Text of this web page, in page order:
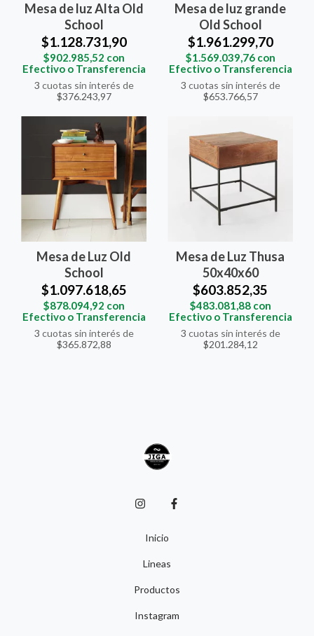
Mesa de luz Alta Old
School
$1.128.731,90
$902.985,52 con
Efectivo o Transferencia
3 cuotas sin interés de
$376.243,97
Mesa de luz grande
Old School
$1.961.299,70
$1.569.039,76 con
Efectivo o Transferencia
3 cuotas sin interés de
$653.766,57
Mesa de Luz Old
School
$1.097.618,65
$878.094,92 con
Efectivo o Transferencia
3 cuotas sin interés de
$365.872,88
Mesa de Luz Thusa
50x40x60
$603.852,35
$483.081,88 con
Efectivo o Transferencia
3 cuotas sin interés de
$201.284,12
Inicio
Lineas
Productos
Instagram